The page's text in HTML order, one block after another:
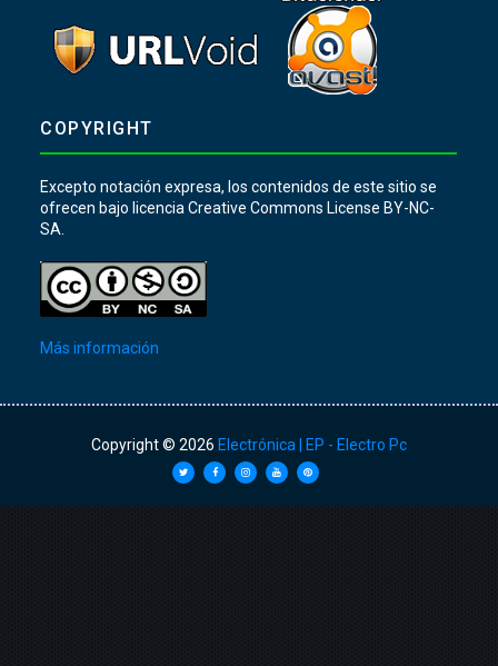
COPYRIGHT
Excepto notación expresa, los contenidos de este sitio se
ofrecen bajo licencia Creative Commons License BY-NC-
SA.
Más información
Copyright © 2026 Electrónica | EP - Electro Pc